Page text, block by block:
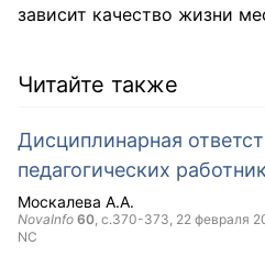
зависит качество жизни
Читайте также
Дисциплинарная
педагогических
Москалева А.А.
NovaInfo 60, с.370-373, 22 февраля
NC